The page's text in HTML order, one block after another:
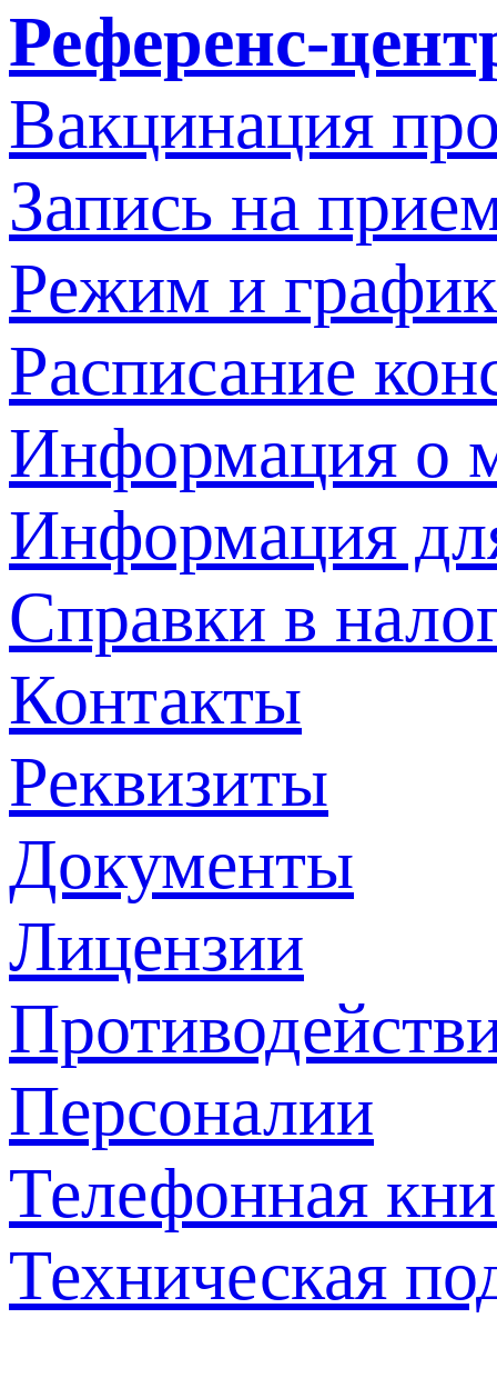
Референс-
Вакцинация
Запись на
Режим и
Расписание
Информация о
Информация
Справки в
Контакты
Реквизиты
Документы
Лицензии
Персоналии
Телефонная
Техническая